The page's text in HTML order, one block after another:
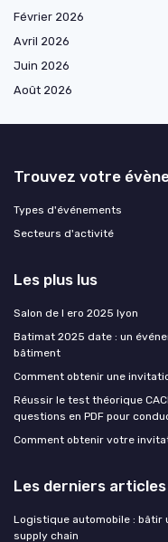
Février 2026
Avril 2026
Juin 2026
Août 2026
Trouvez votre
Types d'événements
Secteurs d'activité
Les plus lus
Salon de l ero 2025 lyon
Batimat 2025 date : un
bâtiment
Comment obtenir une
Réussir le test théorique
questions en PDF pour
Comment obtenir votre
Les derniers articles
Logistique automobile : bâtir
supply chain